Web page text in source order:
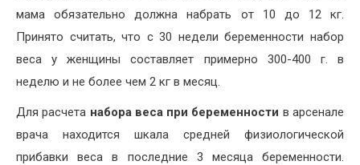
мама обязательно должна набрать от 10 до 12 кг.
Принято считать, что с 30 недели беременности набор
веса у женщины составляет примерно 300-400 г. в
неделю и не более чем 2 кг в месяц.
Для расчета набора веса при беременности в арсенале
врача находится шкала средней физиологической
прибавки веса в последние 3 месяца беременности.